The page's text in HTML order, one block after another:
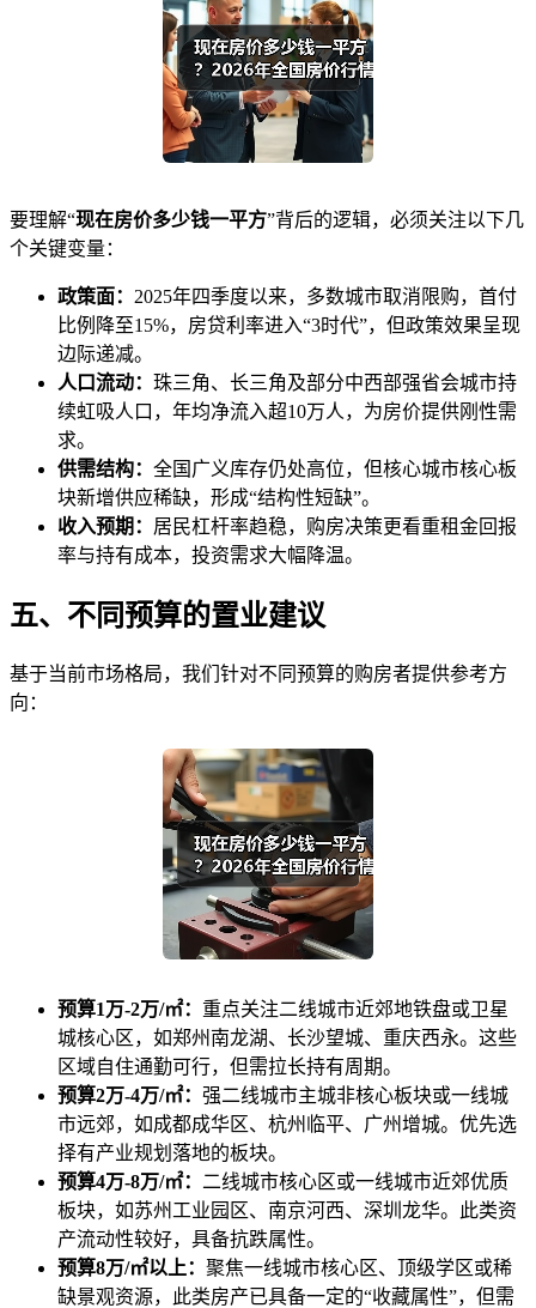
要理解“现在房价多少钱一平方”背后的逻辑，必须关注以下几
个关键变量：
政策面： 2025年四季度以来，多数城市取消限购，首付
比例降至15%，房贷利率进入“3时代”，但政策效果呈现
边际递减。
人口流动： 珠三角、长三角及部分中西部强省会城市持
续虹吸人口，年均净流入超10万人，为房价提供刚性需
求。
供需结构： 全国广义库存仍处高位，但核心城市核心板
块新增供应稀缺，形成“结构性短缺”。
收入预期： 居民杠杆率趋稳，购房决策更看重租金回报
率与持有成本，投资需求大幅降温。
五、不同预算的置业建议
基于当前市场格局，我们针对不同预算的购房者提供参考方
向：
预算1万-2万/㎡： 重点关注二线城市近郊地铁盘或卫星
城核心区，如郑州南龙湖、长沙望城、重庆西永。这些
区域自住通勤可行，但需拉长持有周期。
预算2万-4万/㎡： 强二线城市主城非核心板块或一线城
市远郊，如成都成华区、杭州临平、广州增城。优先选
择有产业规划落地的板块。
预算4万-8万/㎡： 二线城市核心区或一线城市近郊优质
板块，如苏州工业园区、南京河西、深圳龙华。此类资
产流动性较好，具备抗跌属性。
预算8万/㎡以上： 聚焦一线城市核心区、顶级学区或稀
缺景观资源，此类房产已具备一定的“收藏属性”，但需